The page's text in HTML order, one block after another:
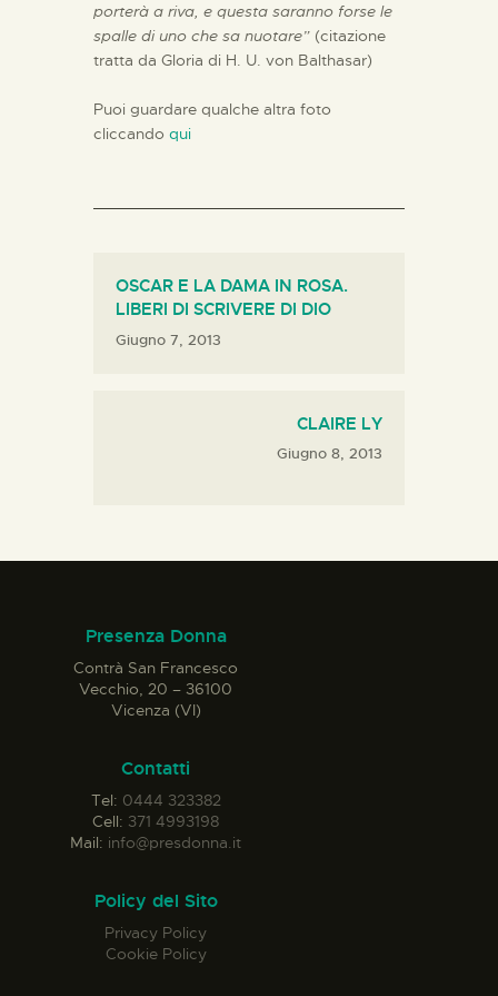
porterà a riva, e questa saranno forse le
spalle di uno che sa nuotare” (citazione
tratta da Gloria di H. U. von Balthasar)
Puoi guardare qualche altra foto
cliccando qui
OSCAR E LA DAMA IN ROSA.
LIBERI DI SCRIVERE DI DIO
Giugno 7, 2013
CLAIRE LY
Giugno 8, 2013
Presenza Donna
Contrà San Francesco
Vecchio, 20 – 36100
Vicenza (VI)
Contatti
Tel: 0444 323382
Cell: 371 4993198
Mail: info@presdonna.it
Policy del Sito
Privacy Policy
Cookie Policy